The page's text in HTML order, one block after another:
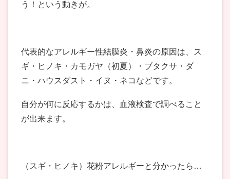
う！という動きが。
代表的なアレルギー性結膜炎・鼻炎の原因は、ス
ギ・ヒノキ・カモガヤ（初夏）・ブタクサ・ダ
ニ・ハウスダスト・イヌ・ネコなどです。
自分が何に反応するかは、血液検査で調べること
が出来ます。
（スギ・ヒノキ）花粉アレルギーと分かったら…